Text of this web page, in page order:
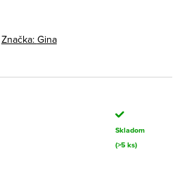
Značka: Gina
Skladom
(>5 ks)